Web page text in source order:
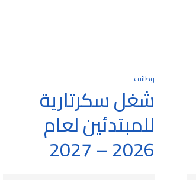
وظائف
شغل سكرتارية
للمبتدئين لعام
2026 – 2027